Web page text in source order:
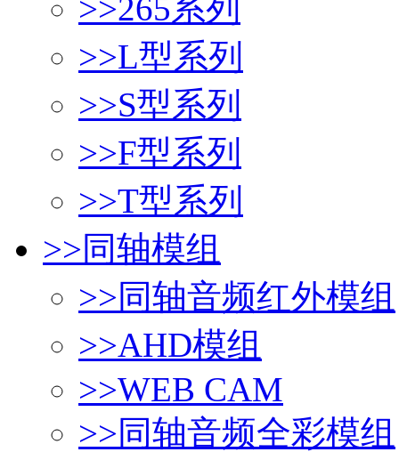
>>265系列
>>L型系列
>>S型系列
>>F型系列
>>T型系列
>>同轴模组
>>同轴音频红外模组
>>AHD模组
>>WEB CAM
>>同轴音频全彩模组